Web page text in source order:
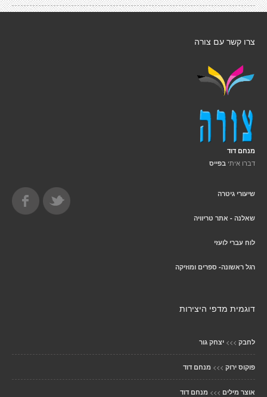
צרו קשר עם צורה
מנחם דוד
דברו איתי בפייס
שיעורי גיטרה
שאלנה - אתר טריוויה
לוח עברי לועזי
רגל ראשונה- ספרים ומוזיקה
דוגמית מדפי היצירות
לחבק >>> יצחק גור
פוקוס ירוק >>> מנחם דוד
אוצר מילים >>> מנחם דוד